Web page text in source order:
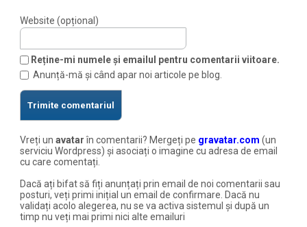
Website (opțional)
Reține-mi numele și emailul pentru comentarii viitoare.
Anunță-mă și când apar noi articole pe blog.
Vreți unavatarîn comentarii? Mergeți pe gravatar.com (un
serviciu Wordpress) și asociați o imagine cu adresa de email
cu care comentați.
Dacă ați bifat să fiți anunțați prin email de noi comentarii sau
posturi, veți primi inițial un email de confirmare. Dacă nu
validați acolo alegerea, nu se va activa sistemul și după un
timp nu veți mai primi nici alte emailuri